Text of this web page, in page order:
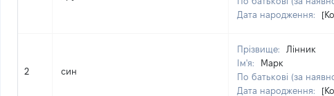
Дата народження:
2 син
Прізвище:
Лінник
Ім'я:
Марк
По батькові (за
Дата народження: